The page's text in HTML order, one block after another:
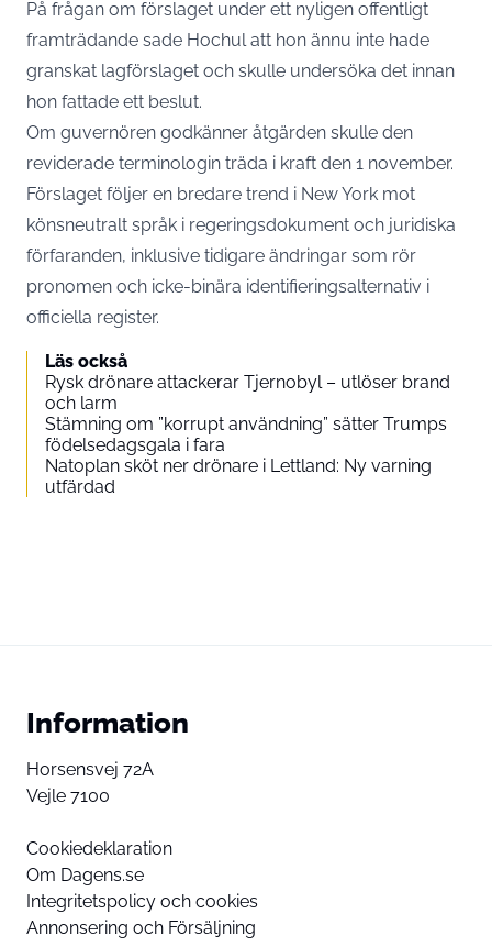
På frågan om förslaget under ett nyligen offentligt
framträdande sade Hochul att hon ännu inte hade
granskat lagförslaget och skulle undersöka det innan
hon fattade ett beslut.
Om guvernören godkänner åtgärden skulle den
reviderade terminologin träda i kraft den 1 november.
Förslaget följer en bredare trend i New York mot
könsneutralt språk i regeringsdokument och juridiska
förfaranden, inklusive tidigare ändringar som rör
pronomen och icke-binära identifieringsalternativ i
officiella register.
Läs också
Rysk drönare attackerar Tjernobyl – utlöser brand
och larm
Stämning om ”korrupt användning” sätter Trumps
födelsedagsgala i fara
Natoplan sköt ner drönare i Lettland: Ny varning
utfärdad
Information
Horsensvej 72A
Vejle 7100
Cookiedeklaration
Om Dagens.se
Integritetspolicy och cookies
Annonsering och Försäljning